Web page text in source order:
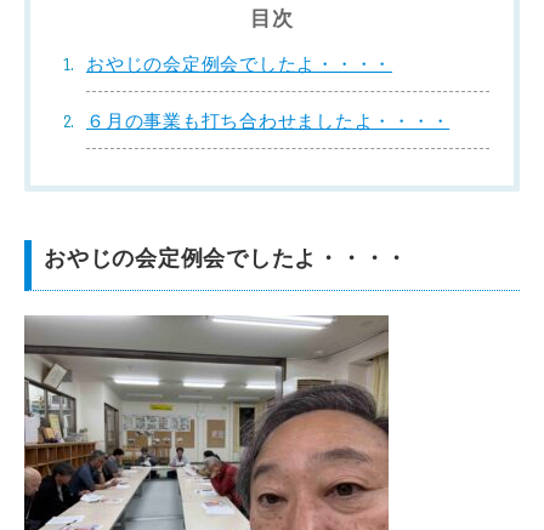
目次
おやじの会定例会でしたよ・・・・
６月の事業も打ち合わせましたよ・・・・
おやじの会定例会でしたよ・・・・